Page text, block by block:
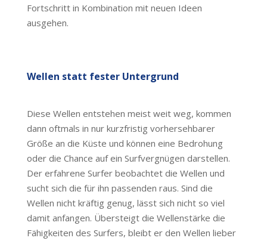
Fortschritt in Kombination mit neuen Ideen
ausgehen.
Wellen statt fester Untergrund
Diese Wellen entstehen meist weit weg, kommen
dann oftmals in nur kurzfristig vorhersehbarer
Größe an die Küste und können eine Bedrohung
oder die Chance auf ein Surfvergnügen darstellen.
Der erfahrene Surfer beobachtet die Wellen und
sucht sich die für ihn passenden raus. Sind die
Wellen nicht kräftig genug, lässt sich nicht so viel
damit anfangen. Übersteigt die Wellenstärke die
Fähigkeiten des Surfers, bleibt er den Wellen lieber